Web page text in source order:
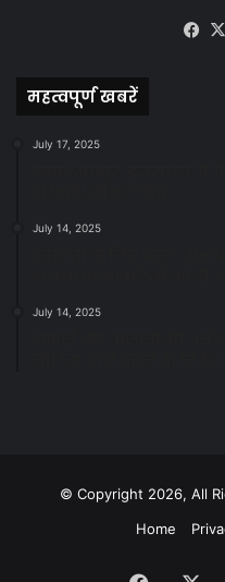
महत्वपूर्ण खबरें
July 17, 2025
July 14, 2025
July 14, 2025
© Copyright 2026, All
Home